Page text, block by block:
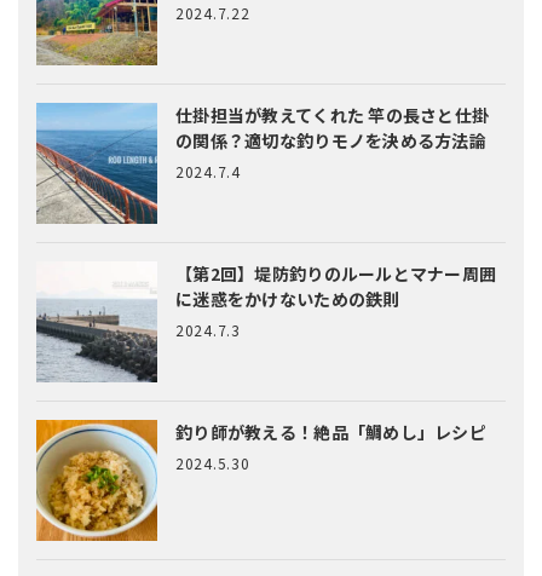
2024.7.22
仕掛担当が教えてくれた竿の長さと仕掛
の関係？適切な釣りモノを決める方法論
2024.7.4
【第2回】堤防釣りのルールとマナー周囲
に迷惑をかけないための鉄則
2024.7.3
釣り師が教える！絶品「鯛めし」レシピ
2024.5.30